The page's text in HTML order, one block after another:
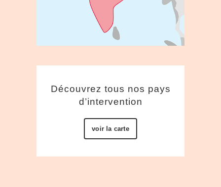
Découvrez tous nos pays
d’intervention
voir la carte